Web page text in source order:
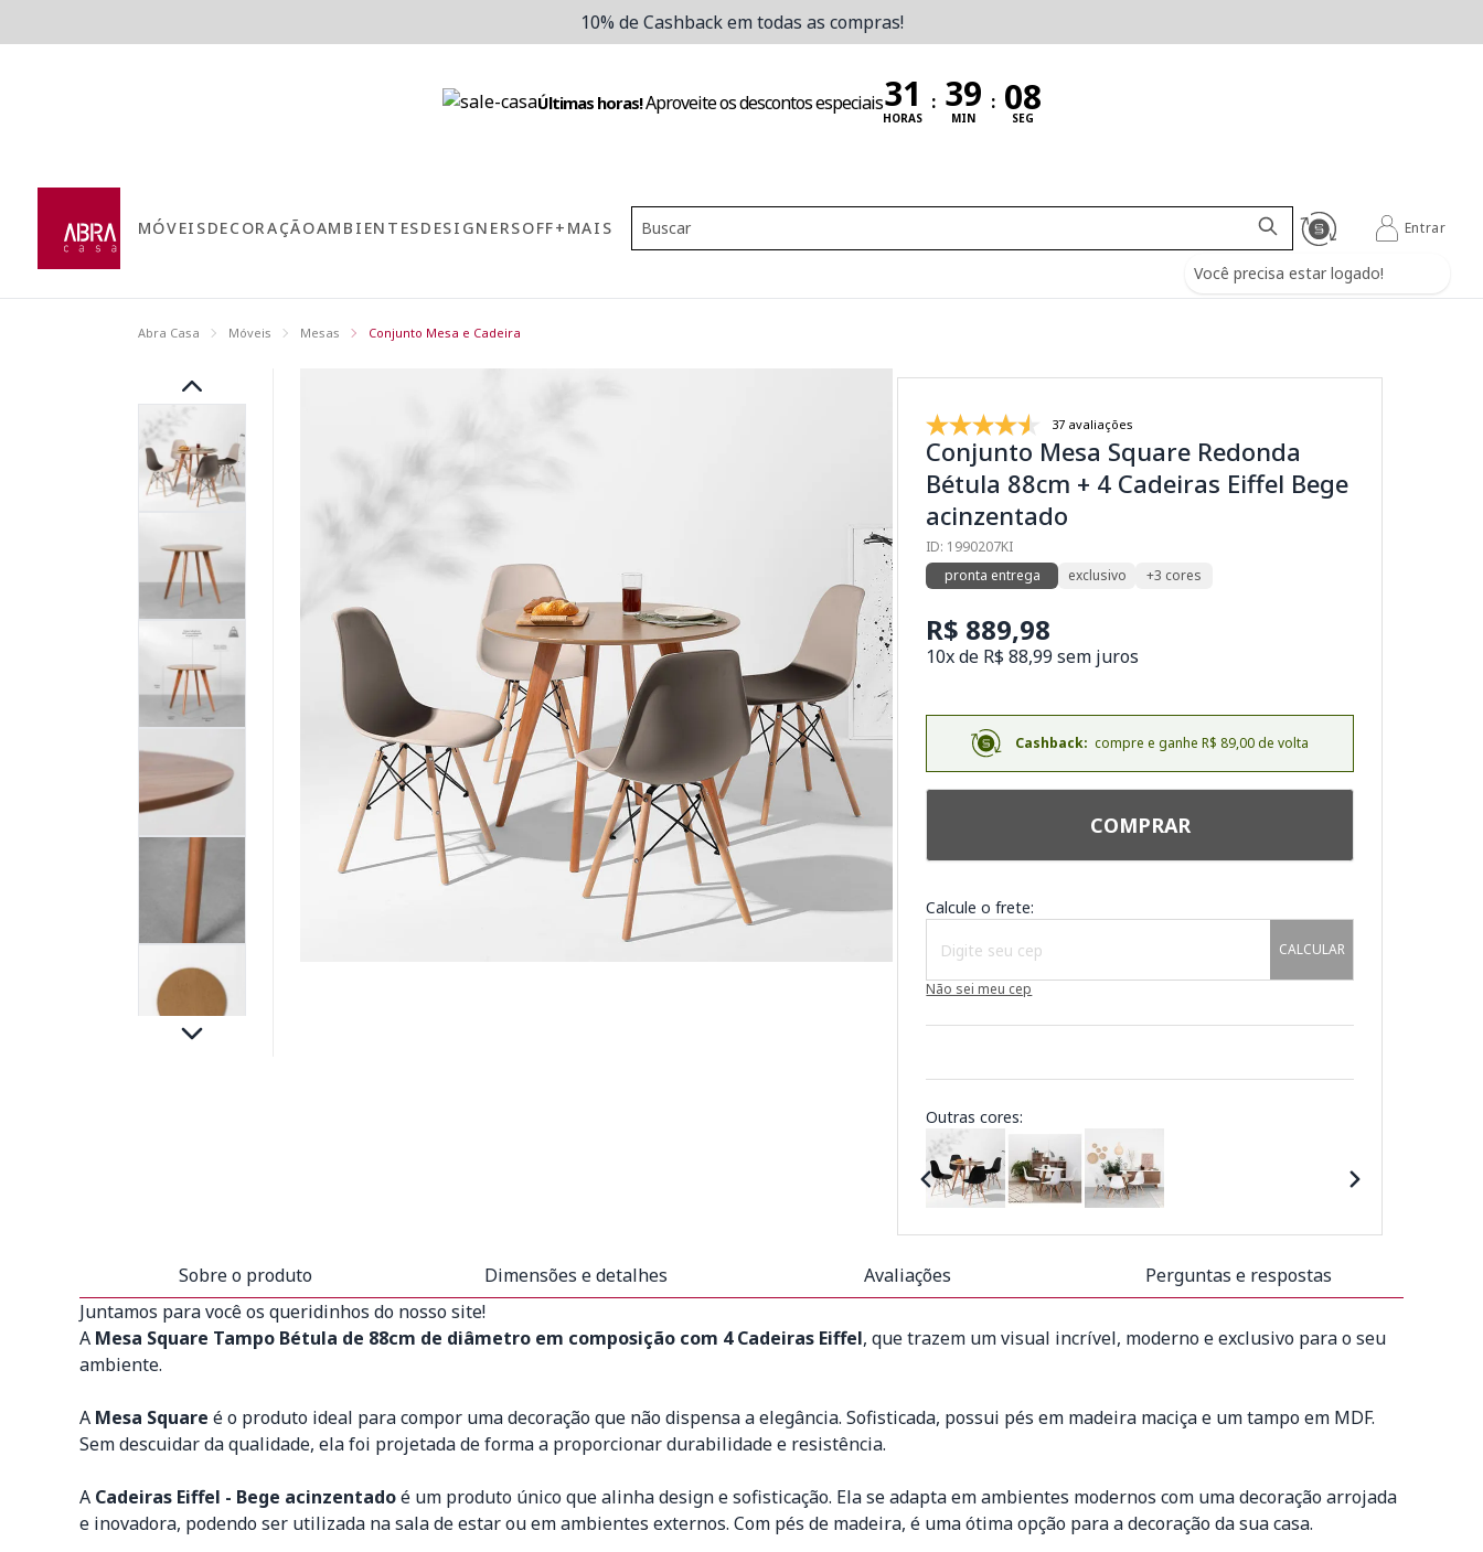
10% de Cashback em todas as compras!
Últimas horas!Aproveite os descontos especiais
HORAS
:
MIN
:
SEG
MÓVEISDECORAÇÃOAMBIENTESDESIGNERSOFF+MAIS
Você precisa estar logado!
Entrar
Abra Casa Móveis Mesas Conjunto Mesa e Cadeira
37 avaliações
Conjunto Mesa Square Redonda
Bétula 88cm + 4 Cadeiras Eiffel Bege
acinzentado
ID: 1990207KI
pronta entrega
exclusivo +3 cores
R$ 889,98
10x de R$ 88,99 sem juros
Cashback: compre e ganhe R$ 89,00 de volta
COMPRAR
Calcule o frete:
CALCULAR
Não sei meu cep
Outras cores:
Sobre o produto Dimensões e detalhes Avaliações
Perguntas e respostas
Juntamos para você os queridinhos do nosso site!
A Mesa Square Tampo Bétula de 88cm de diâmetro em composição com 4 Cadeiras Eiffel, que trazem um visual incrível, moderno e exclusivo para o seu
ambiente.
A Mesa Square é o produto ideal para compor uma decoração que não dispensa a elegância. Sofisticada, possui pés em madeira maciça e um tampo em MDF.
Sem descuidar da qualidade, ela foi projetada de forma a proporcionar durabilidade e resistência.
A Cadeiras Eiffel - Bege acinzentadoé um produto único que alinha design e sofisticação. Ela se adapta em ambientes modernos com uma decoração arrojada
e inovadora, podendo ser utilizada na sala de estar ou em ambientes externos. Com pés de madeira, é uma ótima opção para a decoração da sua casa.